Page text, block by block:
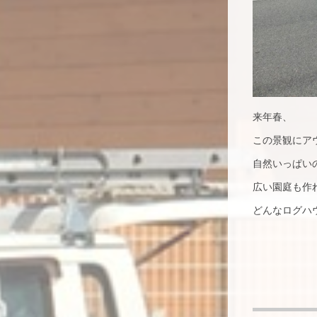
来年春、
この景観にア
自然いっぱい
広い園庭も作
どんなログハ